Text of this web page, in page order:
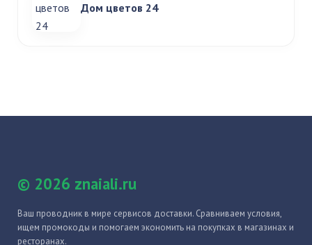
Дом цветов 24
© 2026 znaiali.ru
Ваш проводник в мире сервисов доставки. Сравниваем условия,
ищем промокоды и помогаем экономить на покупках в магазинах и
ресторанах.